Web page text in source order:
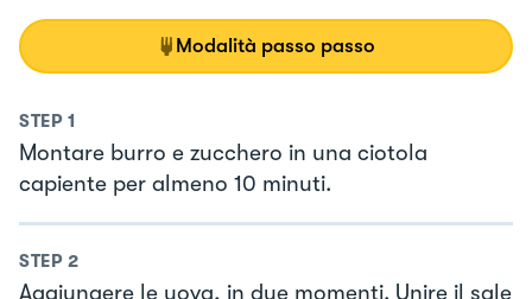
Modalità passo passo
STEP 1
Montare burro e zucchero in una ciotola
capiente per almeno 10 minuti.
STEP 2
Aggiungere le uova, in due momenti. Unire il sale